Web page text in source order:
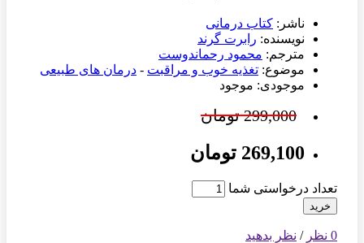
ناشر: کتاب درمانی
نویسنده: رابرت گرند
مترجم: محمود رحماندوست
موضوع: تغذیه خوب و مراقبت - درمان های طبیعی
موجودی: موجود
299,000 تومان
269,100 تومان
تعداد درخواستی شما
خرید
0 نظر / نظر بدهید